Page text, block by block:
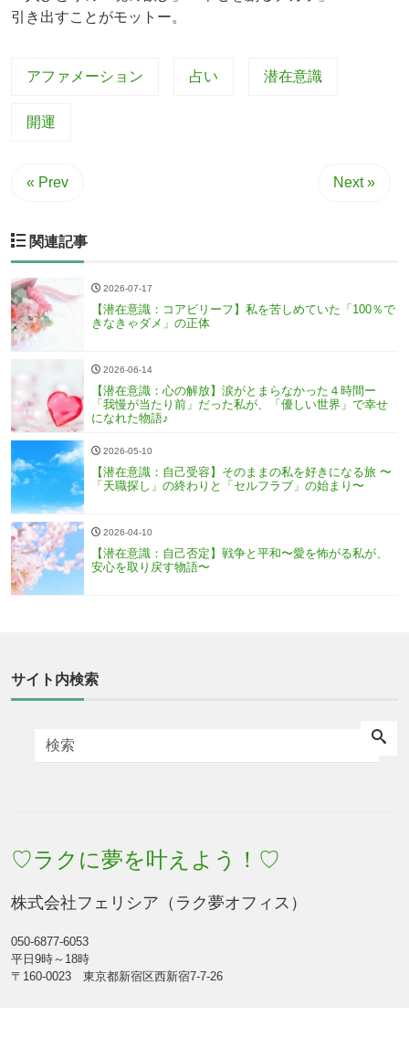
引き出すことがモットー。
アファメーション 占い 潜在意識
開運
« Prev Next »
関連記事
2026-07-17
【潜在意識：コアビリーフ】私を苦しめていた「100％で
きなきゃダメ」の正体
2026-06-14
【潜在意識：心の解放】涙がとまらなかった４時間ー
「我慢が当たり前」だった私が、「優しい世界」で幸せ
になれた物語♪
2026-05-10
【潜在意識：自己受容】そのままの私を好きになる旅 〜
「天職探し」の終わりと「セルフラブ」の始まり〜
2026-04-10
【潜在意識：自己否定】戦争と平和〜愛を怖がる私が、
安心を取り戻す物語〜
サイト内検索
♡ラクに夢を叶えよう！♡
株式会社フェリシア（ラク夢オフィス）
050-6877-6053
平日9時～18時
〒160-0023 東京都新宿区西新宿7-7-26